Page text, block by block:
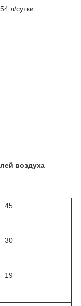
л/сутки
воздуха
45
30
19